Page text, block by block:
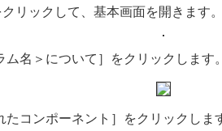
リックして、基本画面を開きます。
名＞について］をクリックします。
コンポーネント］をクリックしま